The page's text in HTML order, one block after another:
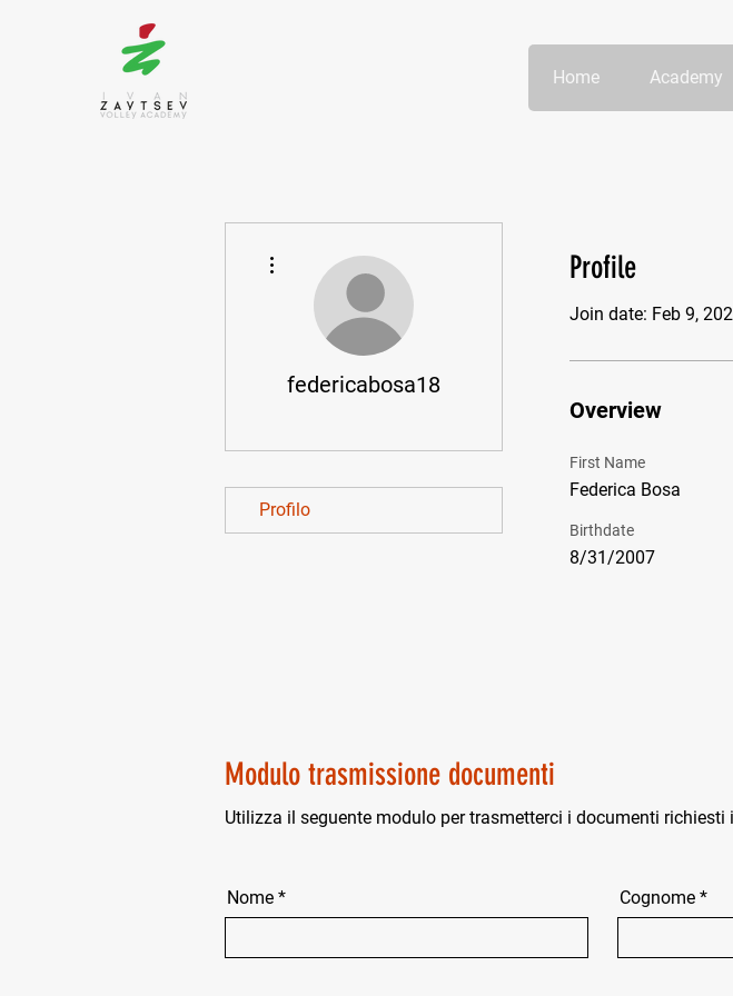
Home Academy
Profile
Join date: Feb 9,
Overview
First Name
Federica Bosa
Birthdate
8/31/2007
Modulo trasmissione documenti
Utilizza il seguente modulo per trasmetterci i documenti richiesti
Nome Cognome
federicabosa18
Profilo